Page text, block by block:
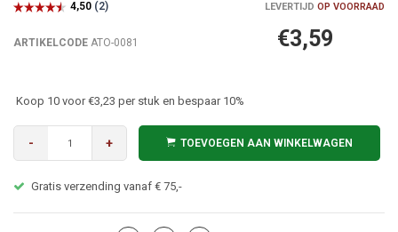
LEVERTIJD OP VOORRAAD
ARTIKELCODE ATO-0081 €3,59
Koop 10 voor €3,23 per stuk en bespaar 10%
- + TOEVOEGEN AAN WINKELWAGEN
Gratis verzending vanaf € 75,-